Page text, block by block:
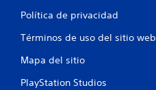
Política de privacidad
Términos de uso del sitio web
Mapa del sitio
PlayStation Studios